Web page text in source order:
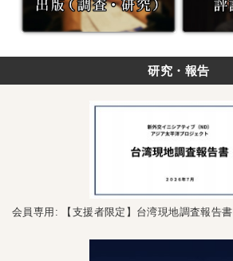
研究・報告
会員専用: 【支援者限定】台湾現地調査報告書